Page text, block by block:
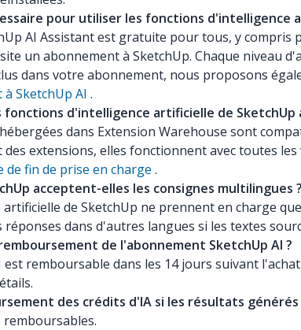
pour utiliser les fonctions d'intelligence
AI Assistant est gratuite pour tous, y
un abonnement à SketchUp. Chaque niveau
dans votre abonnement, nous proposons
SketchUp AI .
d'intelligence artificielle de
dans Extension Warehouse sont
extensions, elles fonctionnent avec toutes
de fin de prise en charge .
acceptent-elles les consignes multilingues ?
de SketchUp ne prennent en charge
dans d'autres langues si les textes
de l'abonnement SketchUp AI ?
remboursable dans les 14 jours suivant
des crédits d'IA si les résultats
remboursables.